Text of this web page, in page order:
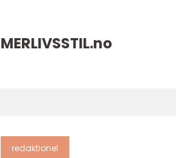
MERLIVSSTIL.no
redaktionel